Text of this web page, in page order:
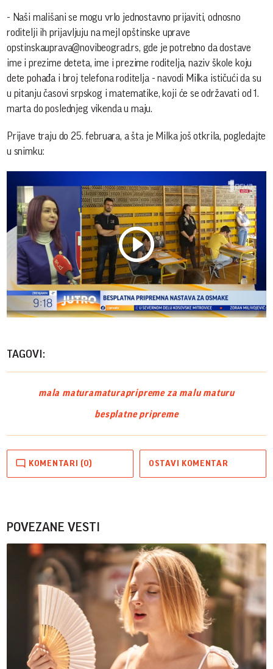
- Naši mališani se mogu vrlo jednostavno prijaviti, odnosno
roditelji ih prijavljuju na mejl opštinske uprave
opstinskauprava@novibeograd.rs, gde je potrebno da dostave
ime i prezime deteta, ime i prezime roditelja, naziv škole koju
dete pohađa i broj telefona roditelja - navodi Milka ističući da su
u pitanju časovi srpskog i matematike, koji će se održavati od 1.
marta do poslednjeg vikenda u maju.
Prijave traju do 25. februara, a šta je Milka još otkrila, pogledajte
u snimku:
Play
TAGOVI:
mala maturamaturapripreme za malu maturu
besplatne pripreme
KOMENTARI (0) OSTAVI KOMENTAR
POVEZANE VESTI